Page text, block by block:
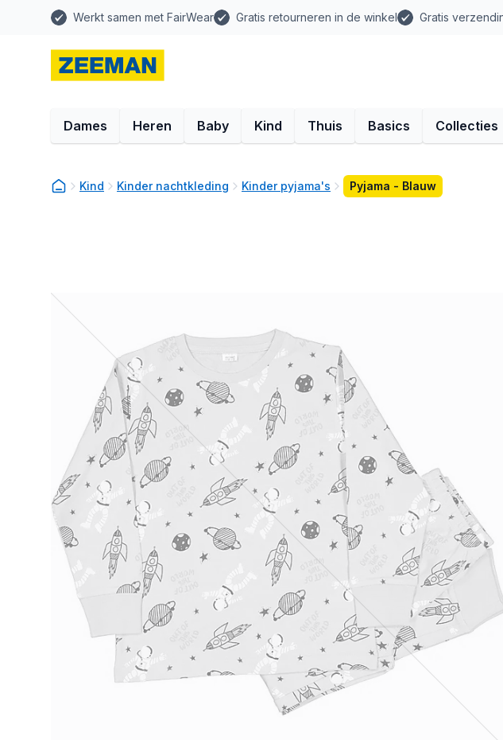
Werkt samen met FairWear Gratis retourneren in de winkel Gratis
Dames Heren Baby Kind Thuis Basics Collecties
Kind Kinder nachtkleding Kinder pyjama's Pyjama - Blauw